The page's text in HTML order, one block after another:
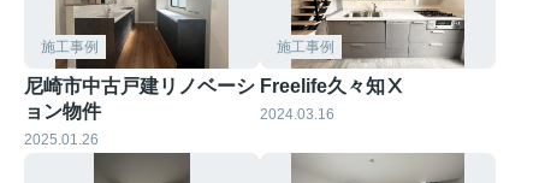
施工事例
尼崎市中古戸建リノベーシ
ョン物件
2025.01.26
施工事例
Freelife久々知Ⅹ
2024.03.16